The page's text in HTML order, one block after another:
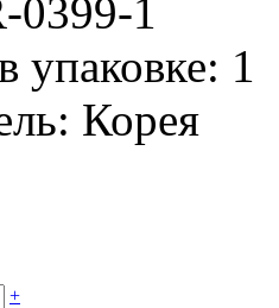
0399-1
упаковке: 1
Корея
+